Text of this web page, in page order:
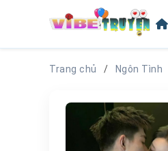
Trang chủ Ngôn Tình